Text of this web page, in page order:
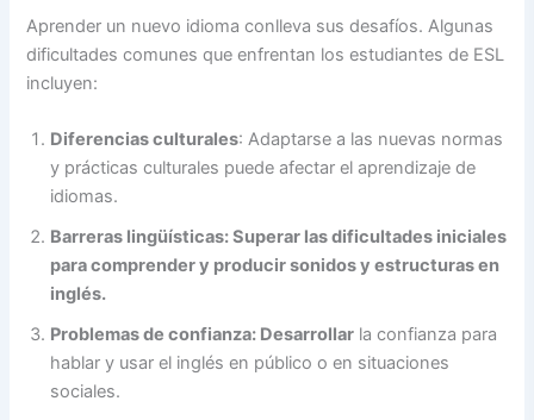
Aprender un nuevo idioma conlleva sus desafíos. Algunas
dificultades comunes que enfrentan los estudiantes de ESL
incluyen:
Diferencias culturales: Adaptarse a las nuevas normas
y prácticas culturales puede afectar el aprendizaje de
idiomas.
Barreras lingüísticas: Superar las dificultades iniciales
para comprender y producir sonidos y estructuras en
inglés.
Problemas de confianza: Desarrollar la confianza para
hablar y usar el inglés en público o en situaciones
sociales.